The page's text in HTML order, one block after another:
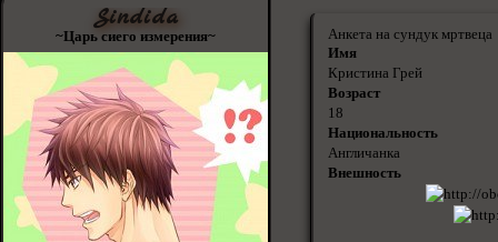
Sindida
~Царь сиего измерения~
Анкета на сундук мртвеца
Имя
Кристина Грей
Возраст
18
Национальность
Англичанка
Внешность